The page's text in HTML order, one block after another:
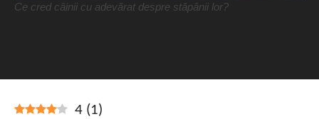
Ce cred câinii cu adevărat despre stăpânii lor?
4 (1)